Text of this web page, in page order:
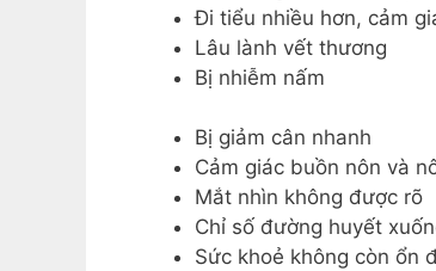
Đi tiểu nhiều hơn, cảm
Lâu lành vết thương
Bị nhiễm nấm
Bị giảm cân nhanh
Cảm giác buồn nôn và
Mắt nhìn không được rõ
Chỉ số đường huyết
Sức khoẻ không còn ổn